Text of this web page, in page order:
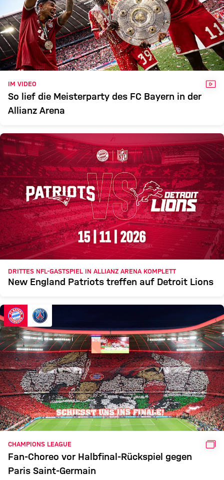
IM VIDEO
So lief die Meisterparty des FC Bayern in der
Allianz Arena
DRITTES NFL-GASTSPIEL IN ALLIANZ ARENA KOMPLETT
New England Patriots treffen auf Detroit Lions
CHAMPIONS LEAGUE
Fan-Choreo vor Halbfinal-Rückspiel gegen
Paris Saint-Germain